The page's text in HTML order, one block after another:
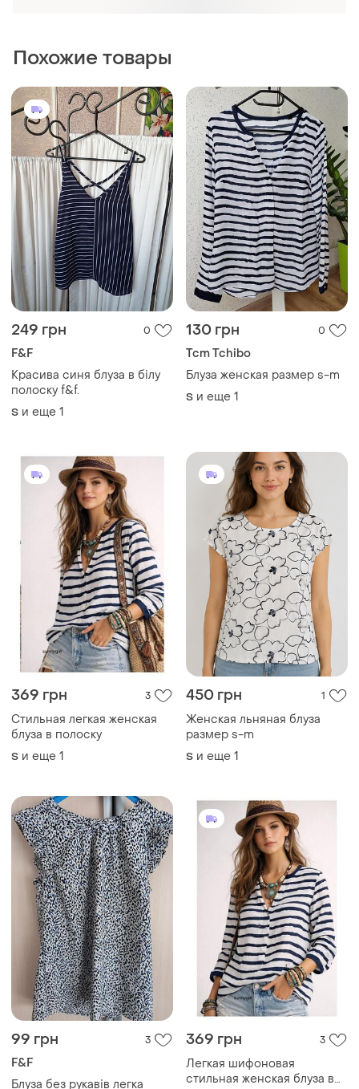
249 грн
F&F
Красива синя блуза в білу
полоску f&f.
и еще 1
130 грн 0
Tcm Tchibo
Блуза женская размер s-m
S и еще 1
369 грн 3
Стильная легкая женская
блуза в полоску
и еще 1
450 грн
Женская льняная блуза
размер s-m
и еще 1
99 грн 3
Блуза без рукавів легка
S и еще 1
369 грн 3
Легкая шифоновая
стильная женская блуза в
полоску
и еще 1